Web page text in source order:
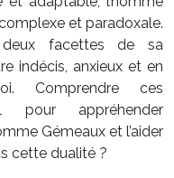
et paradoxale.
facettes de sa
indécis, anxieux et en
Comprendre ces
pour appréhender
Gémeaux et l’aider
cette dualité ?